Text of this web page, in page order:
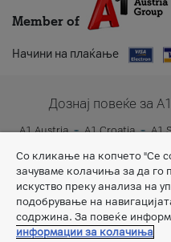
Member of
Начини на плаќање
Дознај повеќе за
A1 Austria A1 Croatia A1
A1 Slovenia
Со кликање на копчето "Се
зачуваме колачиња за да
искуство преку анализа на
подобрување на
содржина. За повеќе
информации за колачиња